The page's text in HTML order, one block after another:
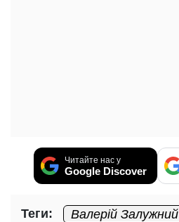
Читайте нас у
Google Discover
Теги: Валерій Залужний